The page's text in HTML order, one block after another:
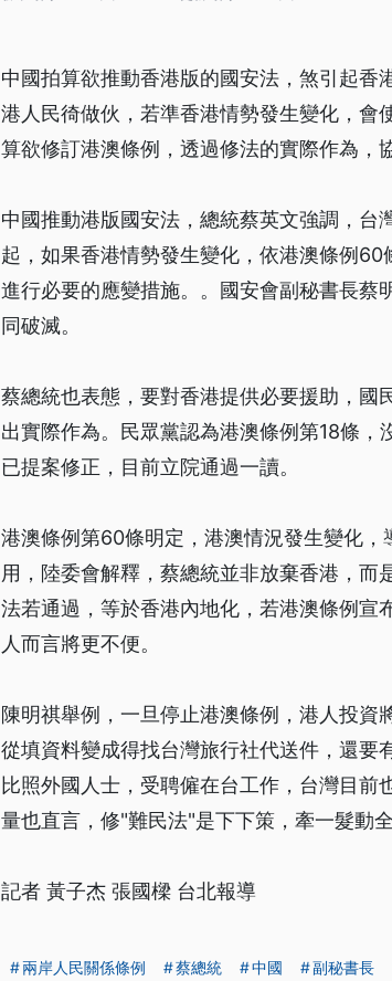
中國拍算欲推動香港版的國安法，煞引起香
港人民徛做伙，若準香港情勢發生變化，會
算欲修訂港澳條例，透過修法的實際作為，
中國推動港版國安法，總統蔡英文強調，台
起，如果香港情勢發生變化，依港澳條例
進行必要的應變措施。。國安會副秘書長蔡
同破滅。
蔡總統也表態，要對香港提供必要援助，國
出實際作為。民眾黨認為港澳條例第18條，
已提案修正，目前立院通過一讀。
港澳條例第60條明定，港澳情況發生變化
用，陸委會解釋，蔡總統並非放棄香港，
法若通過，等於香港內地化，若港澳條例宣
人而言將更不便。
陳明祺舉例，一旦停止港澳條例，港人投
從填資料變成得找台灣旅行社代送件，還要
比照外國人士，受聘僱在台工作，台灣目
量也直言，修"難民法"是下下策，牽一髮動
記者 黃子杰 張國樑 台北報導
兩岸人民關係條例 蔡總統 中國 副秘書長